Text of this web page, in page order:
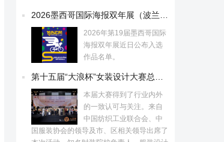
2026年第19届墨西哥国际
海报双年展近日公布入选
作品名单。
本届大赛得到了行业内外
的一致认可与关注。来自
中国纺织工业联合会、中
国服装协会的领导及市、区相关领导出席了